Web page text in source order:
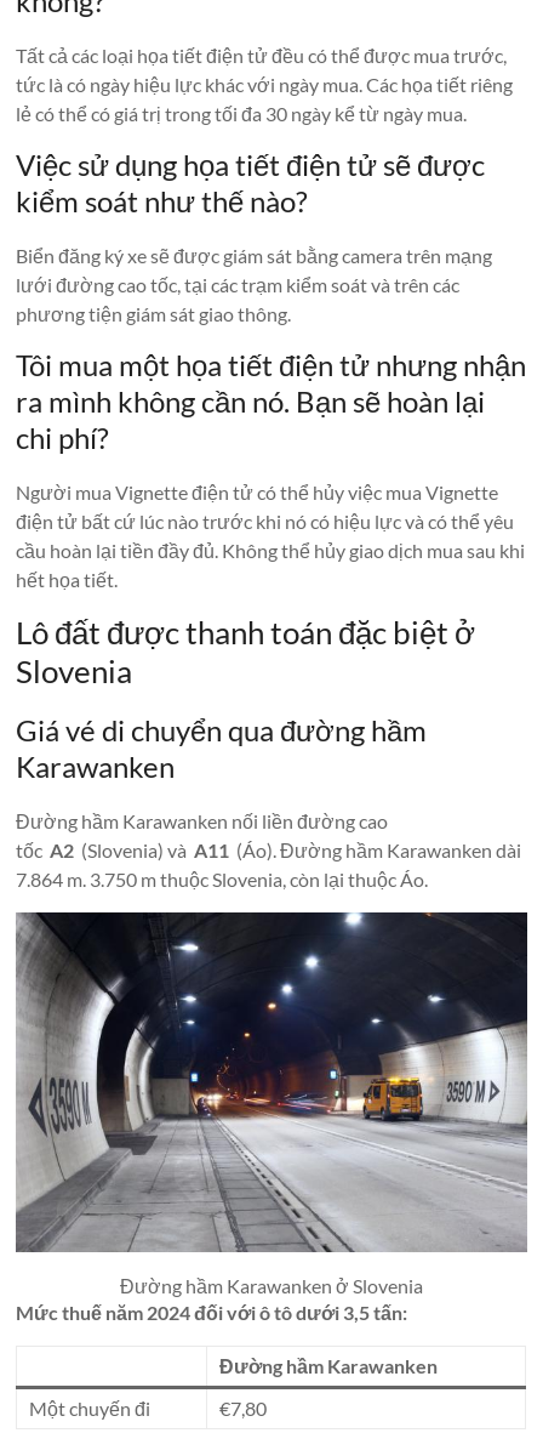
Tất cả các loại họa tiết điện tử đều có thể được mua trước,
tức là có ngày hiệu lực khác với ngày mua. Các họa tiết riêng
lẻ có thể có giá trị trong tối đa 30 ngày kể từ ngày mua.
Việc sử dụng họa tiết điện tử sẽ được
kiểm soát như thế nào?
Biển đăng ký xe sẽ được giám sát bằng camera trên mạng
lưới đường cao tốc, tại các trạm kiểm soát và trên các
phương tiện giám sát giao thông.
Tôi mua một họa tiết điện tử nhưng nhận
ra mình không cần nó. Bạn sẽ hoàn lại
chi phí?
Người mua Vignette điện tử có thể hủy việc mua Vignette
điện tử bất cứ lúc nào trước khi nó có hiệu lực và có thể yêu
cầu hoàn lại tiền đầy đủ. Không thể hủy giao dịch mua sau khi
hết họa tiết.
Lô đất được thanh toán đặc biệt ở
Slovenia
Giá vé di chuyển qua đường hầm
Karawanken
Đường hầm Karawanken nối liền đường cao
tốcA2 (Slovenia) vàA11 (Áo). Đường hầm Karawanken dài
7.864 m. 3.750 m thuộc Slovenia, còn lại thuộc Áo.
Đường hầm Karawanken ở Slovenia
Mức thuế năm 2024 đối với ô tô dưới 3,5 tấn:
Đường hầm Karawanken
Một chuyến đi
€7,80